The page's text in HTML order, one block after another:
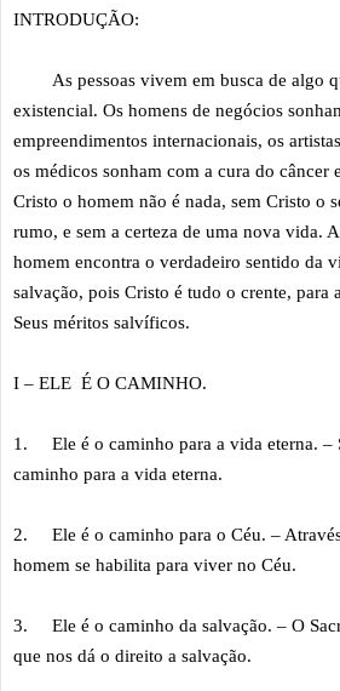
INTRODUÇÃO:
As pessoas vivem em busca de algo
existencial. Os homens de negócios
empreendimentos internacionais, os
os médicos sonham com a cura do câncer
Cristo o homem não é nada, sem Cristo o
rumo, e sem a certeza de uma nova vida.
homem encontra o verdadeiro sentido da
salvação, pois Cristo é tudo o crente, para
Seus méritos salvíficos.
I – ELE É O CAMINHO.
1.
Ele é o caminho para a vida eterna. –
caminho para a vida eterna.
2.
Ele é o caminho para o Céu. –
homem se habilita para viver no Céu.
3.
Ele é o caminho da salvação. – O
que nos dá o direito a salvação.